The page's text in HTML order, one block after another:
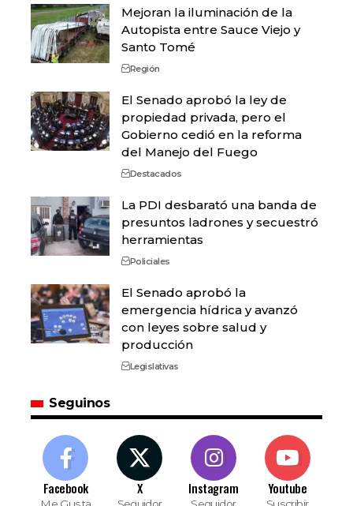
Mejoran la iluminación de la
Autopista entre Sauce Viejo y
Santo Tomé
Región
El Senado aprobó la ley de
propiedad privada, pero el
Gobierno cedió en la reforma
del Manejo del Fuego
Destacados
La PDI desbarató una banda de
presuntos ladrones y secuestró
herramientas
Policiales
El Senado aprobó la
emergencia hídrica y avanzó
con leyes sobre salud y
producción
Legislativas
Seguinos
Facebook X Instagram Youtube